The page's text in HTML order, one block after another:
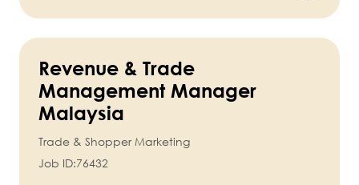
Revenue & Trade
Management Manager
Malaysia
Trade & Shopper Marketing
Job ID:76432